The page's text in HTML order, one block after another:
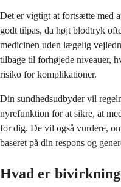
Det er vigtigt at fortsætte med
godt tilpas, da højt blodtryk
medicinen uden lægelig
tilbage til forhøjede niveauer,
risiko for komplikationer.
Din sundhedsudbyder vil
nyrefunktion for at sikre, at
for dig. De vil også vurdere,
baseret på din respons og
Hvad er